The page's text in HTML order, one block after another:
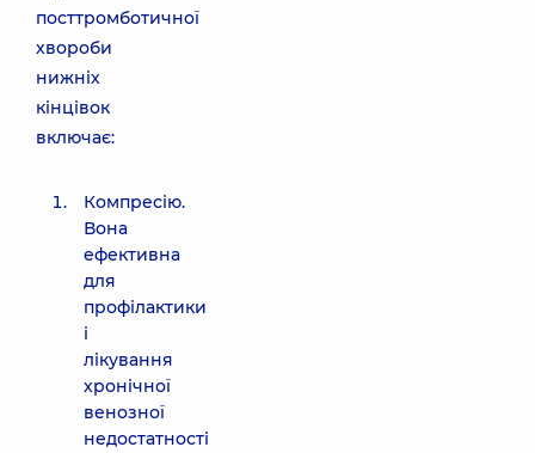
посттромботичної
хвороби
нижніх
кінцівок
включає:
Компресію.
Вона
ефективна
для
профілактики
і
лікування
хронічної
венозної
недостатності